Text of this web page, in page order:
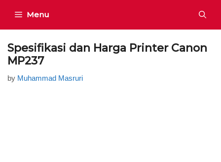
content
Menu
Spesifikasi dan Harga Printer Canon
MP237
by Muhammad Masruri